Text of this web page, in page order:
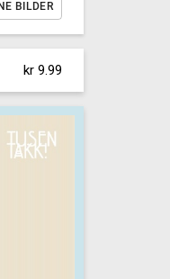
BILDER
kr 9.99